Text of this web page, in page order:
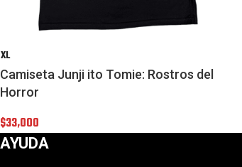
XL
Camiseta Junji ito Tomie: Rostros del
Horror
$33,000
AYUDA